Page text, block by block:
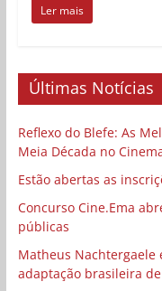
Ler mais
Últimas Notícias
Reflexo do Blefe: As
Meia Década no
Estão abertas as
Concurso Cine.Ema
públicas
Matheus Nachtergaele
adaptação brasileira